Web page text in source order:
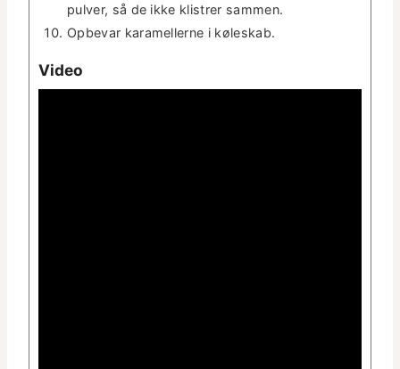
pul­ver, så de ikke klistr­er sammen.
Opbe­var karamellerne i køleskab.
Video